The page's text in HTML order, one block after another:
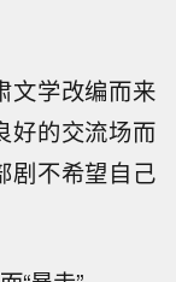
文学改编而来
好的交流场而
剧不希望自己